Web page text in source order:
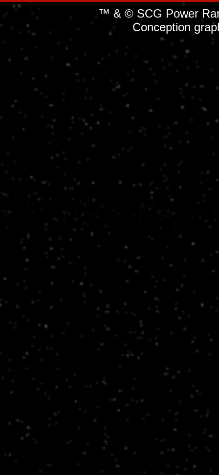
™ & © SCG Power
Conception